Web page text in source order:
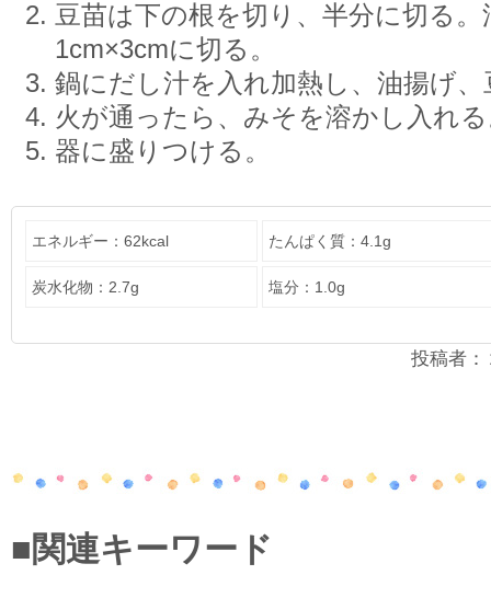
豆苗は下の根を切り、半分に切る
1cm×3cmに切る。
鍋にだし汁を入れ加熱し、油揚げ
火が通ったら、みそを溶かし入れ
器に盛りつける。
エネルギー：62kcal たんぱく質：4.1g
炭水化物：2.7g 塩分：1.0g
投稿者
■関連キーワード